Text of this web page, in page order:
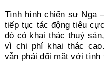
Tình hình chiến sự Nga
tiếp tục tác động tiêu
đó có khai thác thuỷ
vì chi phí khai thác
vẫn phải đối mặt với tình